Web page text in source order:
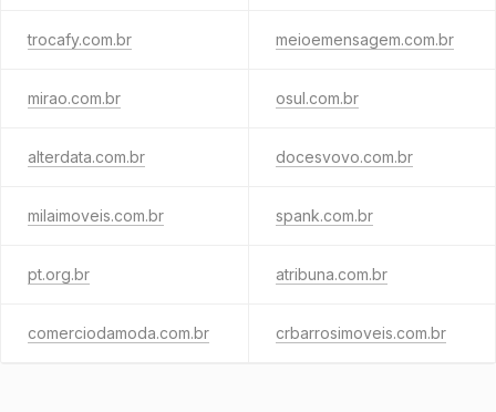
trocafy.com.br meioemensagem.com.br
mirao.com.br osul.com.br
alterdata.com.br docesvovo.com.br
milaimoveis.com.br spank.com.br
pt.org.br atribuna.com.br
comerciodamoda.com.br crbarrosimoveis.com.br